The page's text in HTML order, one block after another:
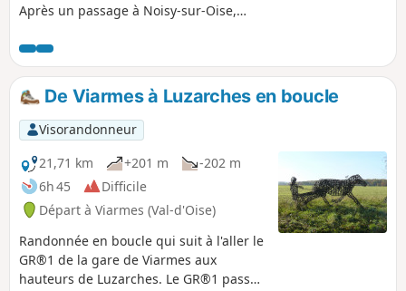
Après un passage à Noisy-sur-Oise,
le GR®1 pénètre dans la Forêt de
Carnelle, longe le Lac Bleu et passe près
de l'allée couverte de la Pierre
Turquaise. Pour le retour, le parcours
longe les trois plans d'eau de la Forêt de
Carnelle. Avant l'arrivée à la gare, le
circuit permet de découvrir un des
nombreux lavoirs de Viarmes.
De Viarmes à Luzarches en boucle
Visorandonneur
21,71 km
+201 m
-202 m
6h 45
Difficile
Départ à Viarmes (Val-d'Oise)
Randonnée en boucle qui suit à l'aller le
GR®1 de la gare de Viarmes aux
hauteurs de Luzarches. Le GR®1 passe